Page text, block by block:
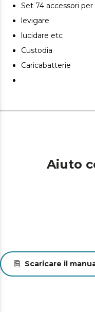
Set 74 accessori
levigare
lucidare etc
Custodia
Caricabatterie
Aiuto
Scaricare il